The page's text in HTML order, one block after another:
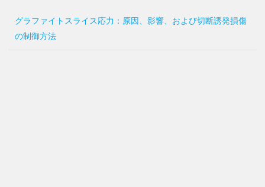
グラファイトスライス応力：原因、影響、および切断誘発損傷
の制御方法